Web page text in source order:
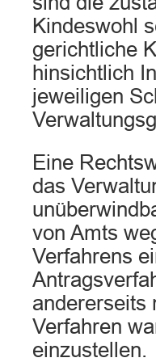
Kindeswohl
gerichtliche
hinsichtlich
jeweiligen
Eine
das
von Amts
Verfahrens
andererseits
Verfahren
einzustellen.